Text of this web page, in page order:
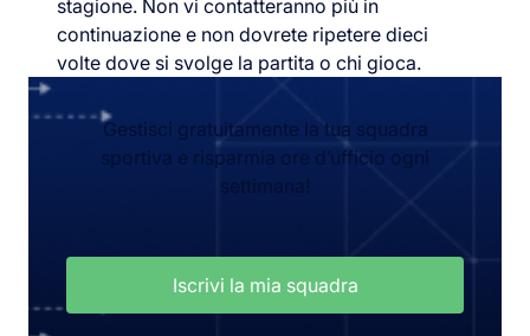
stagione. Non vi contatteranno più in
continuazione e non dovrete ripetere dieci
volte dove si svolge la partita o chi gioca.
Gestisci gratuitamente la tua squadra
sportiva e risparmia ore d’ufficio ogni
settimana!
Iscrivi la mia squadra